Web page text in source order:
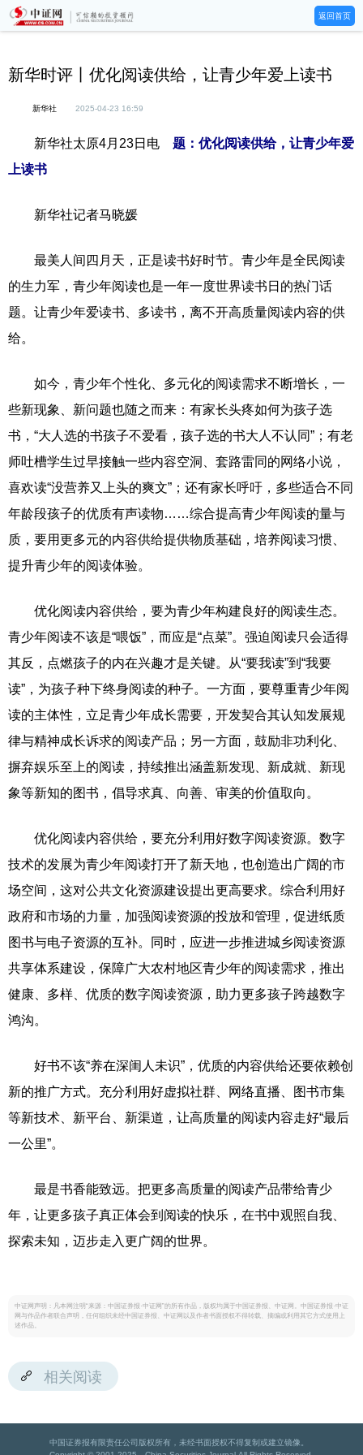
返回首页
新华时评丨优化阅读供给，让青少年爱上读书
新华社 2025-04-23 16:59
新华社太原4月23日电 题：优化阅读供给，让青少年爱
上读书
新华社记者马晓媛
最美人间四月天，正是读书好时节。青少年是全民阅读
的生力军，青少年阅读也是一年一度世界读书日的热门话
题。让青少年爱读书、多读书，离不开高质量阅读内容的供
给。
如今，青少年个性化、多元化的阅读需求不断增长，一
些新现象、新问题也随之而来：有家长头疼如何为孩子选
书，“大人选的书孩子不爱看，孩子选的书大人不认同”；有老
师吐槽学生过早接触一些内容空洞、套路雷同的网络小说，
喜欢读“没营养又上头的爽文”；还有家长呼吁，多些适合不同
年龄段孩子的优质有声读物……综合提高青少年阅读的量与
质，要用更多元的内容供给提供物质基础，培养阅读习惯、
提升青少年的阅读体验。
优化阅读内容供给，要为青少年构建良好的阅读生态。
青少年阅读不该是“喂饭”，而应是“点菜”。强迫阅读只会适得
其反，点燃孩子的内在兴趣才是关键。从“要我读”到“我要
读”，为孩子种下终身阅读的种子。一方面，要尊重青少年阅
读的主体性，立足青少年成长需要，开发契合其认知发展规
律与精神成长诉求的阅读产品；另一方面，鼓励非功利化、
摒弃娱乐至上的阅读，持续推出涵盖新发现、新成就、新现
象等新知的图书，倡导求真、向善、审美的价值取向。
优化阅读内容供给，要充分利用好数字阅读资源。数字
技术的发展为青少年阅读打开了新天地，也创造出广阔的市
场空间，这对公共文化资源建设提出更高要求。综合利用好
政府和市场的力量，加强阅读资源的投放和管理，促进纸质
图书与电子资源的互补。同时，应进一步推进城乡阅读资源
共享体系建设，保障广大农村地区青少年的阅读需求，推出
健康、多样、优质的数字阅读资源，助力更多孩子跨越数字
鸿沟。
好书不该“养在深闺人未识”，优质的内容供给还要依赖创
新的推广方式。充分利用好虚拟社群、网络直播、图书市集
等新技术、新平台、新渠道，让高质量的阅读内容走好“最后
一公里”。
最是书香能致远。把更多高质量的阅读产品带给青少
年，让更多孩子真正体会到阅读的快乐，在书中观照自我、
探索未知，迈步走入更广阔的世界。
中证网声明：凡本网注明“来源：中国证券报·中证网”的所有作品，版权均属于中国证券报、中证网。中国证券报·中证
网与作品作者联合声明，任何组织未经中国证券报、中证网以及作者书面授权不得转载、摘编或利用其它方式使用上
述作品。
相关阅读
中国证券报有限责任公司版权所有，未经书面授权不得复制或建立镜像。